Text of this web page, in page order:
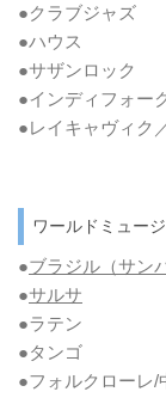
●クラブジャズ
●ハウス
●サザンロック
●インディフォー
●レイキャヴィク
ワールドミュー
●ブラジル（サン
●サルサ
●ラテン
●タンゴ
●フォルクローレ/